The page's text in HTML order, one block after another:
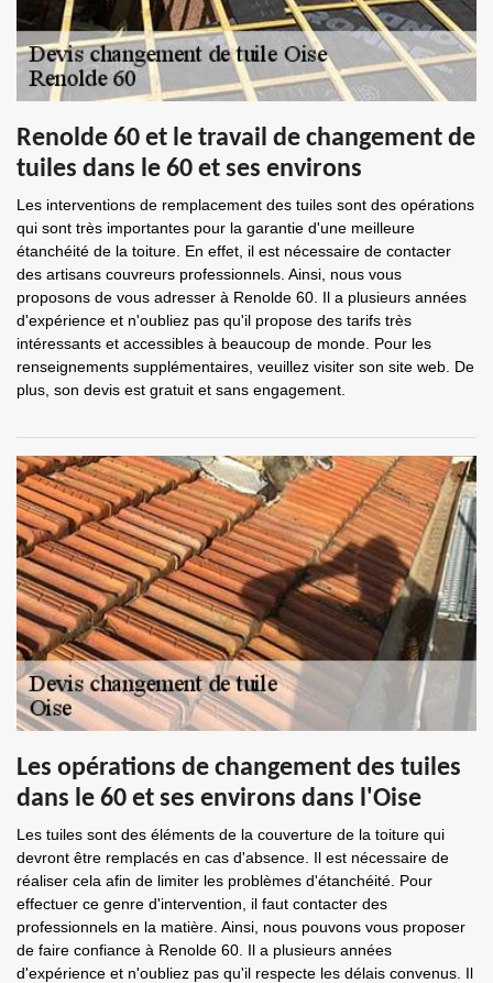
Renolde 60 et le travail de changement de
tuiles dans le 60 et ses environs
Les interventions de remplacement des tuiles sont des opérations
qui sont très importantes pour la garantie d'une meilleure
étanchéité de la toiture. En effet, il est nécessaire de contacter
des artisans couvreurs professionnels. Ainsi, nous vous
proposons de vous adresser à Renolde 60. Il a plusieurs années
d'expérience et n'oubliez pas qu'il propose des tarifs très
intéressants et accessibles à beaucoup de monde. Pour les
renseignements supplémentaires, veuillez visiter son site web. De
plus, son devis est gratuit et sans engagement.
Les opérations de changement des tuiles
dans le 60 et ses environs dans l'Oise
Les tuiles sont des éléments de la couverture de la toiture qui
devront être remplacés en cas d'absence. Il est nécessaire de
réaliser cela afin de limiter les problèmes d'étanchéité. Pour
effectuer ce genre d'intervention, il faut contacter des
professionnels en la matière. Ainsi, nous pouvons vous proposer
de faire confiance à Renolde 60. Il a plusieurs années
d'expérience et n'oubliez pas qu'il respecte les délais convenus. Il